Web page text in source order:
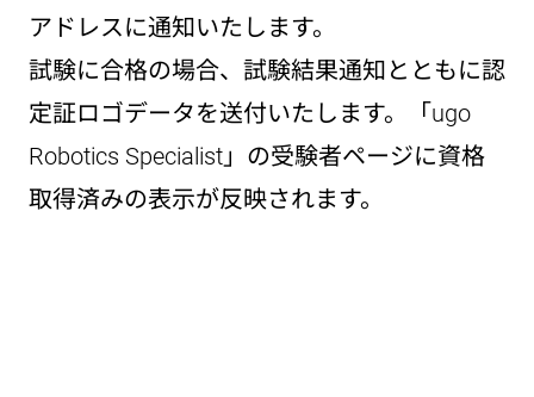
アドレスに通知いたします。
試験に合格の場合、試験結果通知とともに認
定証ロゴデータを送付いたします。「ugo
Robotics Specialist」の受験者ページに資格
取得済みの表示が反映されます。